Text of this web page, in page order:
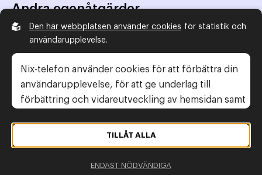
Andra egenåtgärder
NIX Telefon
NIX addresserat
Reklamombudsmannen
Konsumentverket
Legal information
Gör anmälan
Personuppgiftspolicy
Den här webbplatsen använder cookies för statistik och
användarupplevelse.
Nix-telefon använder cookies för att förbättra din
användarupplevelse, för att ge underlag till
förbättring och vidareutveckling av hemsidan samt
personuppgiftspolicy
ENDAST NÖDVÄNDIGA
TILLÅT ALLA